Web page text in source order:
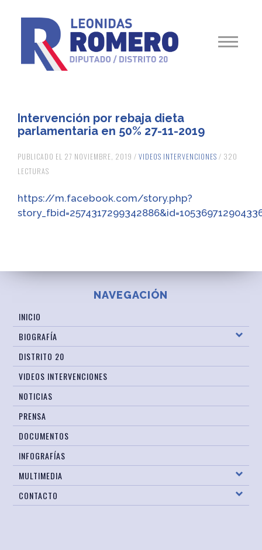
Intervención por rebaja dieta
parlamentaria en 50% 27-11-2019
PUBLICADO EL 27 NOVIEMBRE, 2019 / VIDEOS INTERVENCIONES / 320
LECTURAS
https://m.facebook.com/story.php?
NAVEGACIÓN
INICIO
BIOGRAFÍA
DISTRITO 20
VIDEOS INTERVENCIONES
NOTICIAS
PRENSA
DOCUMENTOS
INFOGRAFÍAS
MULTIMEDIA
CONTACTO